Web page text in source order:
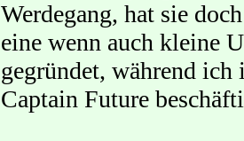
Werdegang, hat sie
eine wenn auch kleine
gegründet, während
Captain Future